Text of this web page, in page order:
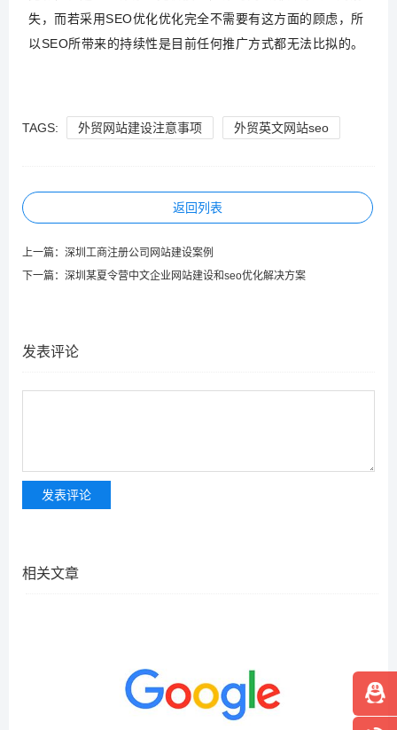
失，而若采用SEO优化优化完全不需要有这方面的顾虑，所
以SEO所带来的持续性是目前任何推广方式都无法比拟的。
TAGS: 外贸网站建设注意事项 外贸英文网站seo
返回列表
上一篇： 深圳工商注册公司网站建设案例
下一篇： 深圳某夏令营中文企业网站建设和seo优化解决方案
发表评论
相关文章